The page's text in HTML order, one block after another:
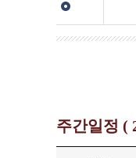
주간일정 (